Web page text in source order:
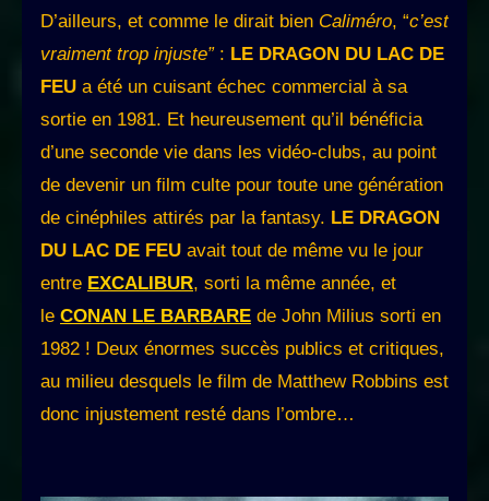
D’ailleurs, et comme le dirait bien Caliméro, “c’est
vraiment trop injuste”: LE DRAGON DU LAC DE
FEU a été un cuisant échec commercial à sa
sortie en 1981. Et heureusement qu’il bénéficia
d’une seconde vie dans les vidéo-clubs, au point
de devenir un film culte pour toute une génération
de cinéphiles attirés par la fantasy. LE DRAGON
DU LAC DE FEU avait tout de même vu le jour
entre EXCALIBUR, sorti la même année, et
le CONAN LE BARBARE de John Milius sorti en
1982 ! Deux énormes succès publics et critiques,
au milieu desquels le film de Matthew Robbins est
donc injustement resté dans l’ombre…